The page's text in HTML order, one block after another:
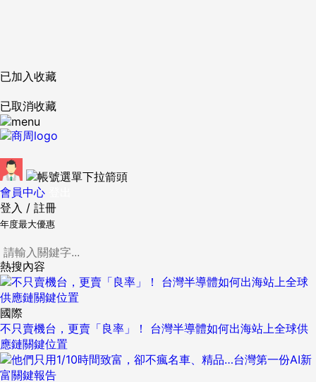
已加入收藏
已取消收藏
會員中心
登入 / 註冊
年度最大優惠
熱搜內容
國際
不只賣機台，更賣「良率」！ 台灣半導體如何出海站上全球供
應鏈關鍵位置